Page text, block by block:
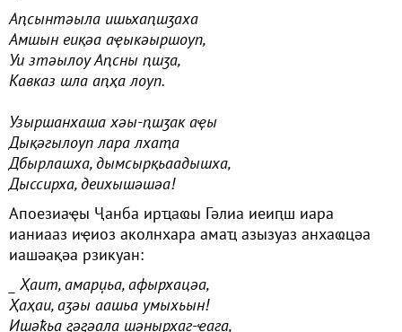
Аԥсынтәыла ишьхаԥшӡаха
Амшын еиқәа аҿыкәыршоуп,
Уи зтәылоу Аԥсны ԥшӡа,
Кавказ шла аԥҳа лоуп.
Узыршанхаша хәы-ԥшӡак аҿы
Дықәгылоуп лара лхаҭа
Дбырлашха, дымсырқьаадышха,
Дыссирха, деихышәшәа!
Апоезиаҿы Ҷанба ирҵаҩы Гәлиа иеиԥш иара
ианиааз иҿиоз аколнхара амаҵ азызуаз анхаҩцәа
иашәақәа рзикуан:
_ Ҳаит, амарџьа, афырхацәа,
Ҳаҳаи, аӡәы аашьа умыхьын!
Ишәҟьа ӷәӷәала шәнырхаг-ҽага,